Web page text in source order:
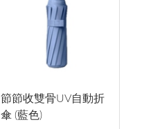
節節收雙骨UV自動折
傘 (藍色)